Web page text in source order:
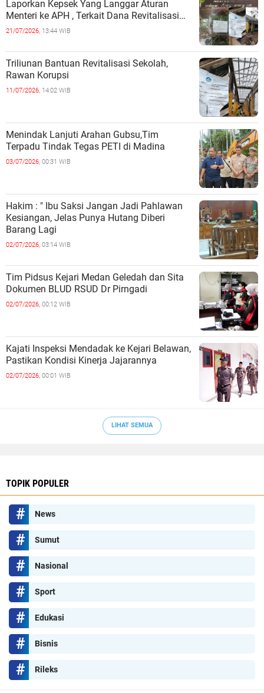
Laporkan Kepsek Yang Langgar Aturan
Menteri ke APH , Terkait Dana Revitalisasi
Sekolah
21/07/2026, 13:44 WIB
Triliunan Bantuan Revitalisasi Sekolah,
Rawan Korupsi
11/07/2026, 14:02 WIB
Menindak Lanjuti Arahan Gubsu,Tim
Terpadu Tindak Tegas PETI di Madina
03/07/2026, 00:31 WIB
Hakim : " Ibu Saksi Jangan Jadi Pahlawan
Kesiangan, Jelas Punya Hutang Diberi
Barang Lagi
02/07/2026, 03:14 WIB
Tim Pidsus Kejari Medan Geledah dan Sita
Dokumen BLUD RSUD Dr Pirngadi
02/07/2026, 00:12 WIB
Kajati Inspeksi Mendadak ke Kejari Belawan,
Pastikan Kondisi Kinerja Jajarannya
02/07/2026, 00:01 WIB
LIHAT SEMUA
TOPIK POPULER
News
Sumut
Nasional
Sport
Edukasi
Bisnis
Rileks